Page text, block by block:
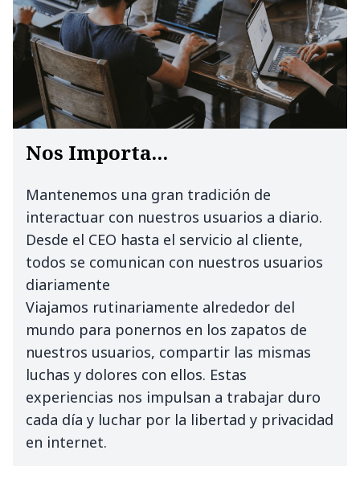
Nos Importa...
Mantenemos una gran tradición de
interactuar con nuestros usuarios a diario.
Desde el CEO hasta el servicio al cliente,
todos se comunican con nuestros usuarios
diariamente
Viajamos rutinariamente alrededor del
mundo para ponernos en los zapatos de
nuestros usuarios, compartir las mismas
luchas y dolores con ellos. Estas
experiencias nos impulsan a trabajar duro
cada día y luchar por la libertad y privacidad
en internet.